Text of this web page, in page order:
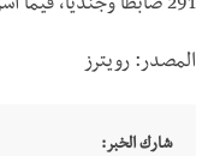
291 ضابطا وجنديا، فيما أسرت "حماس" أكثر من 200 إسرائيلي.
المصدر: رويترز
شارك الخبر: